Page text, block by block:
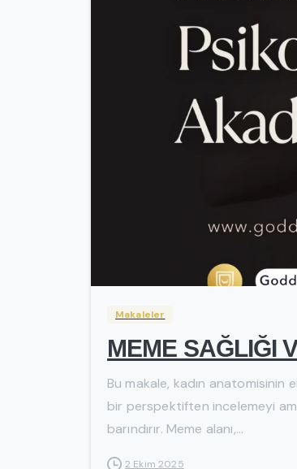
Makaleler
MEME SAĞLIĞI
Bu makale, kadın anatomisinin
bir perspektiften incelemeyi
barındırır. Meme alanı,...
2 Ekim 2025